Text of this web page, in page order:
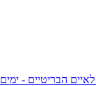
הבריטיים - ימים 11 ו 12 - איי התעלה - גרנזי